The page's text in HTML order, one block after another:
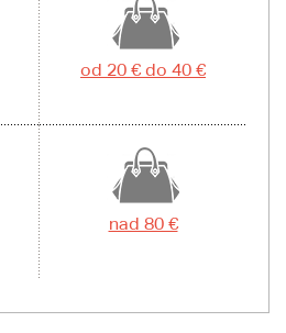
od 20 € do 40 €
nad 80 €